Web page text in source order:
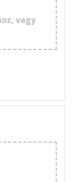
vagy